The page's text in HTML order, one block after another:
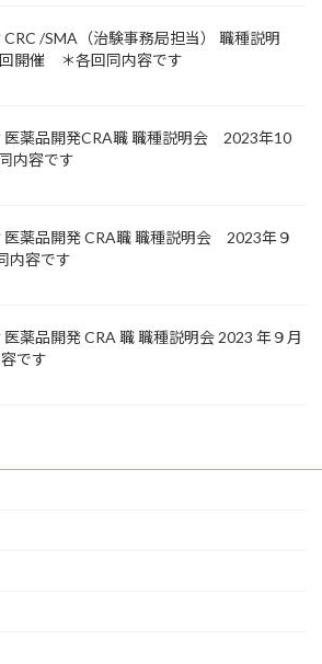
CRC /SMA（治験事務局担当） 職種説明
開催 ＊各回同内容です
医薬品開発CRA職 職種説明会 2023年10
内容です
医薬品開発 CRA職 職種説明会 2023年９
内容です
医薬品開発 CRA 職 職種説明会 2023 年９月
です